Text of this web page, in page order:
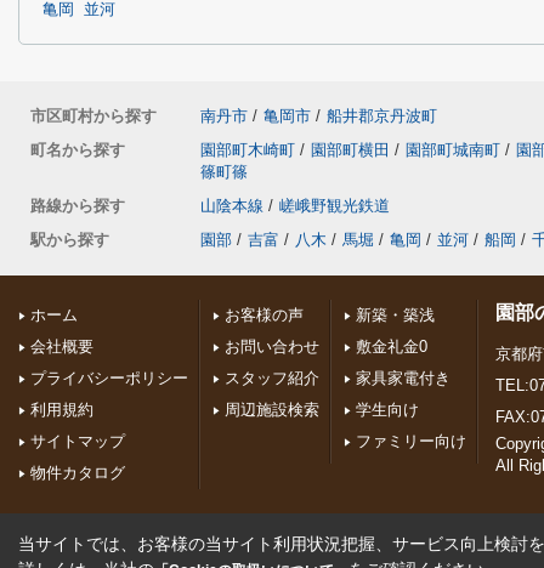
亀岡 並河
市区町村から探す 南丹市 / 亀岡市 / 船井郡京丹波町
町名から探す
園部町木崎町 / 園部町横田 / 園部町城南町 / 園
篠町篠
路線から探す
山陰本線 / 嵯峨野観光鉄道
駅から探す
園部 / 吉富 / 八木 / 馬堀 / 亀岡 / 並河 / 船岡 /
ホーム
会社概要
プライバシーポリシー
利用規約
サイトマップ
物件カタログ
お客様の声
お問い合わせ
スタッフ紹介
周辺施設検索
新築・築浅
敷金礼金0
家具家電付き
学生向け
ファミリー向け
園部
京都
All
当サイトでは、お客様の当サイト利用状況把握、サービス向上検討